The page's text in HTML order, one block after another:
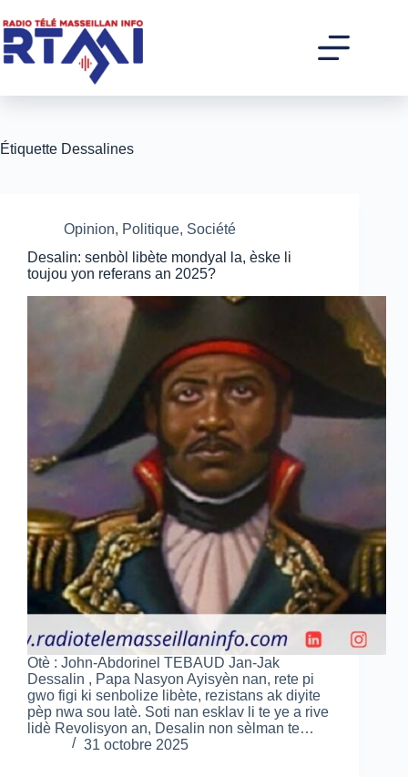
au
contenu
Étiquette Dessalines
Opinion, Politique, Société
Desalin: senbòl libète mondyal la, èske li
toujou yon referans an 2025?
Otè : John-Abdorinel TEBAUD Jan-Jak
Dessalin , Papa Nasyon Ayisyèn nan, rete pi
gwo figi ki senbolize libète, rezistans ak diyite
pèp nwa sou latè. Soti nan esklav li te ye a rive
lidè Revolisyon an, Desalin non sèlman te…
31 octobre 2025